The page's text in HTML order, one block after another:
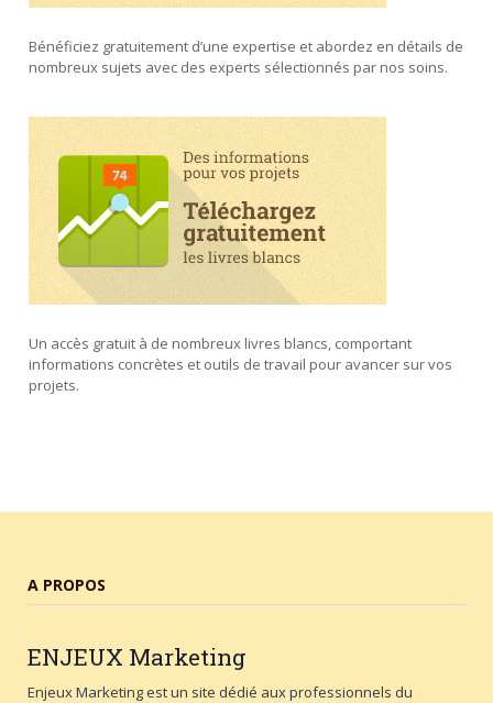
Bénéficiez gratuitement d’une expertise et abordez en détails de
nombreux sujets avec des experts sélectionnés par nos soins.
Un accès gratuit à de nombreux livres blancs, comportant
informations concrètes et outils de travail pour avancer sur vos
projets.
A PROPOS
ENJEUX Marketing
Enjeux Marketing est un site dédié aux professionnels du